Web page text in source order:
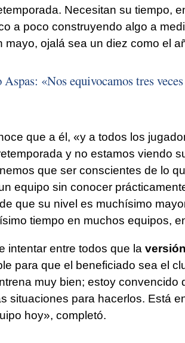
Necesitan su tiempo,
a poco construyendo algo a
mayo, ojalá sea un diez como el
Aspas: «Nos equivocamos tres
que a él, «y a todos los
y no estamos viendo
que ser conscientes de lo
equipo sin conocer
que su nivel es muchísimo
tiempo en muchos equipos,
intentar entre todos que la
para que el beneficiado sea el
muy bien; estoy convencido
situaciones para hacerlos. Está
hoy», completó.